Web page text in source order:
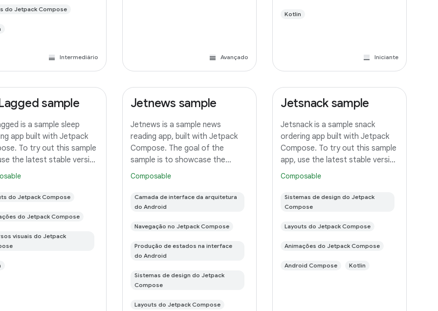
do Jetpack Compose
Intermediário Avançado
Kotlin
Iniciante
sample
is a sample sleep
app built with Jetpack
To try out this sample
the latest stable version
Studio. You can clone
from Android Studio
do Jetpack Compose
do Jetpack Compose
visuais do Jetpack
Jetnews sample
Jetnews is a sample news
reading app, built with Jetpack
Compose. The goal of the
sample is to showcase the
current UI capabilities of
app, use the latest stable version
of Android Studio. You can clone
Composable
Camada de interface da arquitetura
do Android
Navegação no Jetpack Compose
Produção de estados na interface
do Android
Sistemas de design do Jetpack
Compose
Layouts do Jetpack Compose
Jetsnack sample
Jetsnack is a sample snack
ordering app built with Jetpack
Compose. To try out this sample
app, use the latest stable version
of Android Studio. You can clone
project from Android Studio
following the steps here. This
Composable
Sistemas de design do Jetpack
Compose
Layouts do Jetpack Compose
Animações do Jetpack Compose
Android Compose Kotlin